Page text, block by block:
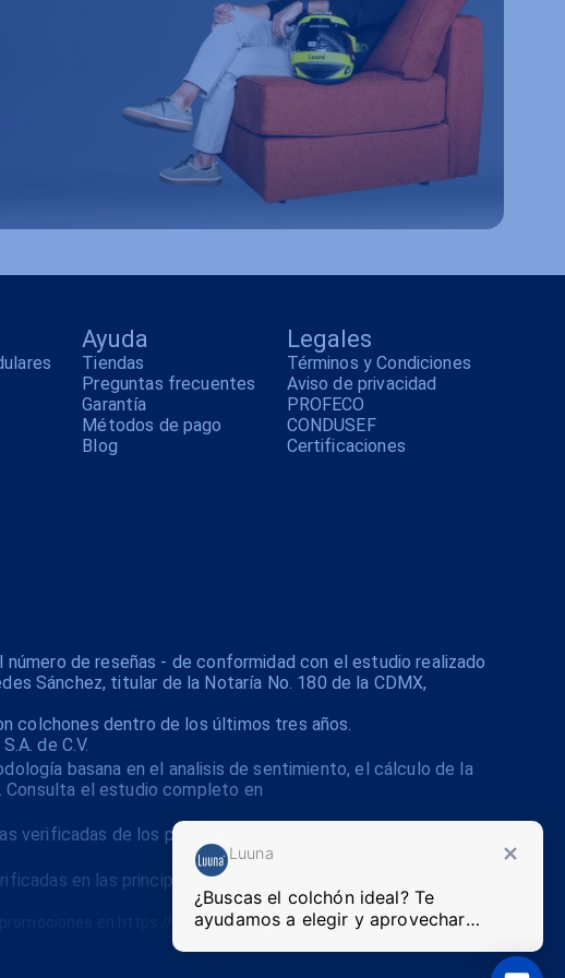
Luuna
¿Buscas el colchón ideal? Te
ayudamos a elegir y aprovechar
Ayuda
Tiendas
Preguntas frecuentes
Garantía
Métodos de pago
Blog
Legales
Términos y Condiciones
Aviso de privacidad
PROFECO
CONDUSEF
Certificaciones
de reseñas - de conformidad con el estudio realizado
Sánchez, titular de la Notaría No. 180 de la CDMX,
colchones dentro de los últimos tres años.
de C.V.
basana en el analisis de sentimiento, el cálculo de la
el estudio completo en
verificadas de los principales plataformas de comercio
en las principales plataformas de comercio
en https://luuna.mx/tyc-promos.